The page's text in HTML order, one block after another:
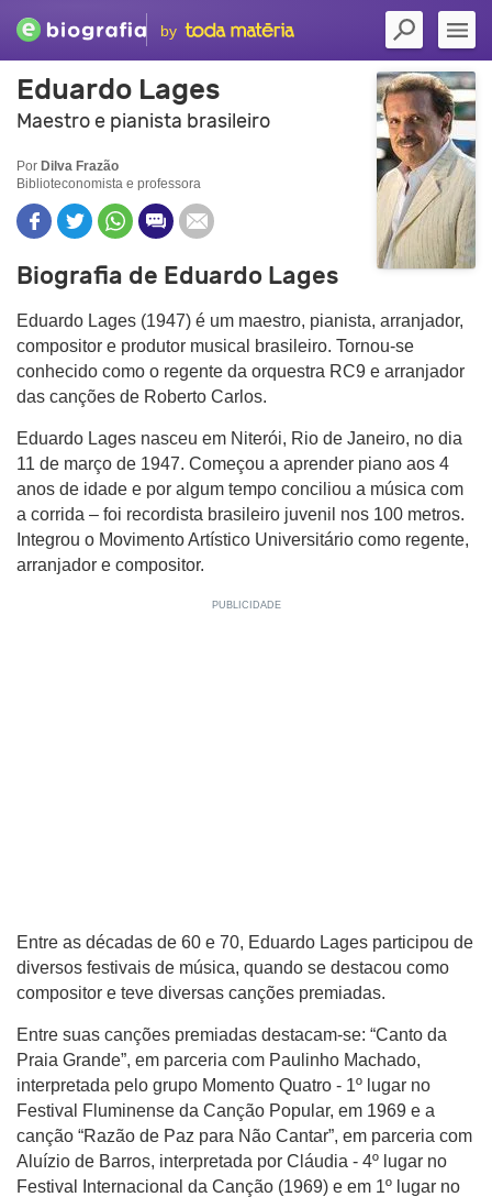
by
Eduardo Lages
Maestro e pianista brasileiro
Por Dilva Frazão
Biblioteconomista e professora
Biografia de Eduardo Lages
Eduardo Lages (1947) é um maestro, pianista, arranjador,
compositor e produtor musical brasileiro. Tornou-se
conhecido como o regente da orquestra RC9 e arranjador
das canções de Roberto Carlos.
Eduardo Lages nasceu em Niterói, Rio de Janeiro, no dia
11 de março de 1947. Começou a aprender piano aos 4
anos de idade e por algum tempo conciliou a música com
a corrida – foi recordista brasileiro juvenil nos 100 metros.
Integrou o Movimento Artístico Universitário como regente,
arranjador e compositor.
Entre as décadas de 60 e 70, Eduardo Lages participou de
diversos festivais de música, quando se destacou como
compositor e teve diversas canções premiadas.
Entre suas canções premiadas destacam-se: “Canto da
Praia Grande”, em parceria com Paulinho Machado,
interpretada pelo grupo Momento Quatro - 1º lugar no
Festival Fluminense da Canção Popular, em 1969 e a
canção “Razão de Paz para Não Cantar”, em parceria com
Aluízio de Barros, interpretada por Cláudia - 4º lugar no
Festival Internacional da Canção (1969) e em 1º lugar no